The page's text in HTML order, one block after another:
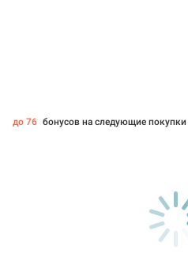
до 76 бонусов на следующие покупки